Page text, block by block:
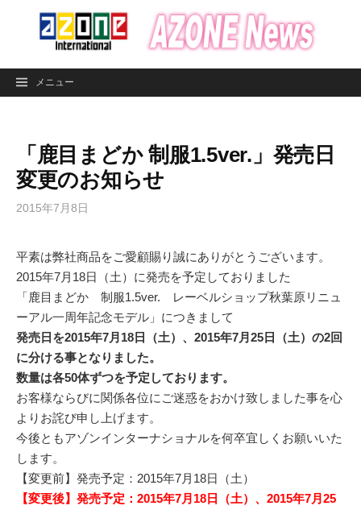
ン
メニュー
「鹿目まどか 制服1.5ver.」発売日
変更のお知らせ
2015年7月8日
平素は弊社商品をご愛顧賜り誠にありがとうございます。
2015年7月18日（土）に発売を予定しておりました
「鹿目まどか 制服1.5ver. レーベルショップ秋葉原リニュ
ーアル一周年記念モデル」につきまして
発売日を2015年7月18日（土）、2015年7月25日（土）の2回
に分ける事となりました。
数量は各50体ずつを予定しております。
お客様ならびに関係各位にご迷惑をおかけ致しました事を心
よりお詫び申し上げます。
今後ともアゾンインターナショナルを何卒宜しくお願いいた
します。
【変更前】発売予定：2015年7月18日（土）
【変更後】発売予定：2015年7月18日（土）、2015年7月25